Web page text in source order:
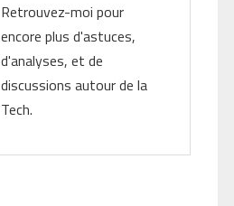
Retrouvez-moi pour
encore plus d'astuces,
d'analyses, et de
discussions autour de la
Tech.